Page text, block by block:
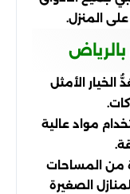
المنزل.
الأمثل
مواد عالية
من المساحات
الصغيرة